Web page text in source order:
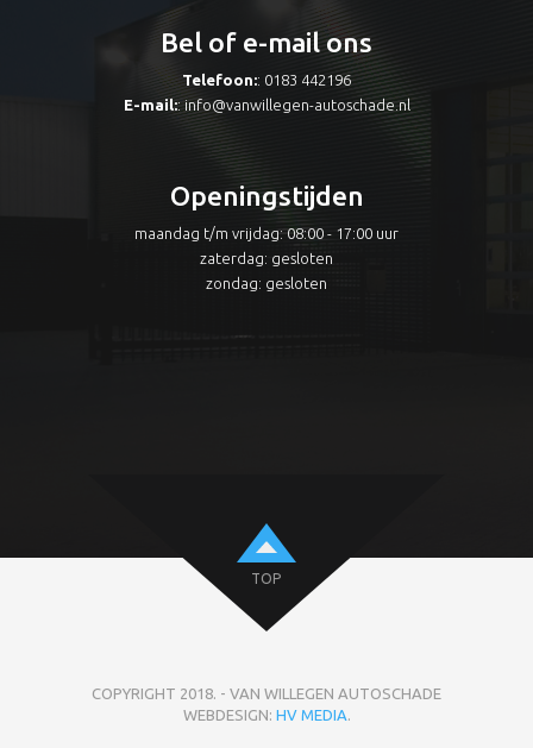
Bel of e-mail ons
Telefoon:: 0183 442196
E-mail:: info@vanwillegen-autoschade.nl
Openingstijden
maandag t/m vrijdag: 08:00 - 17:00 uur
zaterdag: gesloten
zondag: gesloten
TOP
COPYRIGHT 2018. - VAN WILLEGEN AUTOSCHADE
WEBDESIGN: HV MEDIA.